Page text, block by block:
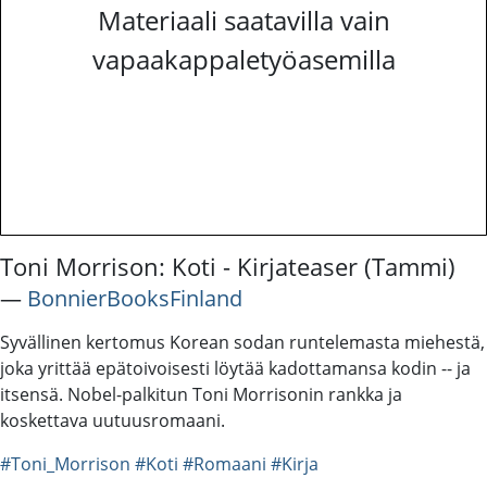
Materiaali saatavilla vain
vapaakappaletyöasemilla
Toni Morrison: Koti - Kirjateaser (Tammi)
― BonnierBooksFinland
Syvällinen kertomus Korean sodan runtelemasta miehestä,
joka yrittää epätoivoisesti löytää kadottamansa kodin -- ja
itsensä. Nobel-palkitun Toni Morrisonin rankka ja
koskettava uutuusromaani.
#Toni_Morrison #Koti #Romaani #Kirja